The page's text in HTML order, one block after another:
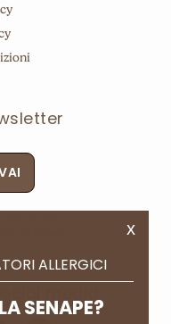
x
ALLERGICI
SENAPE?